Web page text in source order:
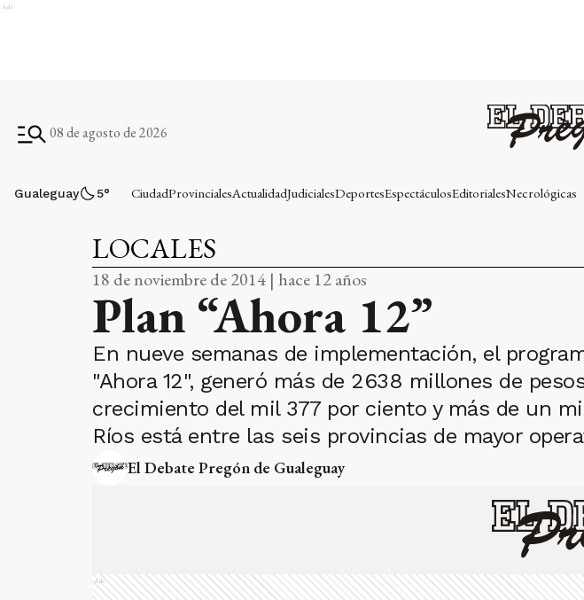
Ads
08 de agosto de 2026
Gualeguay 5° CiudadProvincialesActualidadJudicialesDeportesEspectáculosEditorialesNecrológicas
LOCALES
18 de noviembre de 2014 | hace 12 años
Plan “Ahora 12”
En nueve semanas de implementación, el
"Ahora 12", generó más de 2638 millones de
crecimiento del mil 377 por ciento y más de un
Ríos está entre las seis provincias de mayor
El Debate Pregón de Gualeguay
Ads